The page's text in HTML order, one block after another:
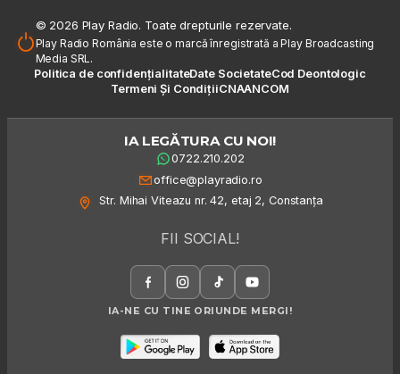
© 2026 Play Radio. Toate drepturile rezervate.
Play Radio România este o marcă înregistrată a Play Broadcasting
Media SRL.
Politica de confidențialitateDate SocietateCod Deontologic
Termeni Și CondițiiCNAANCOM
IA LEGĂTURA CU NOI!
0722.210.202
office@playradio.ro
Str. Mihai Viteazu nr. 42, etaj 2, Constanța
FII SOCIAL!
IA-NE CU TINE ORIUNDE MERGI!